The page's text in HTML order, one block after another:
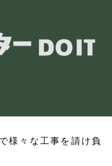
様々な工事を請け負